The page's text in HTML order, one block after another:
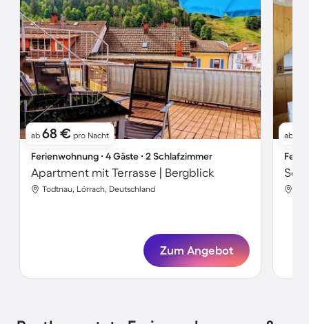
ab 68 € pro Nacht
Ferienwohnung ∙ 4 Gäste ∙ 2 Schlafzimmer
Apartment mit Terrasse | Bergblick
Todtnau, Lörrach, Deutschland
Zum Angebot
ab